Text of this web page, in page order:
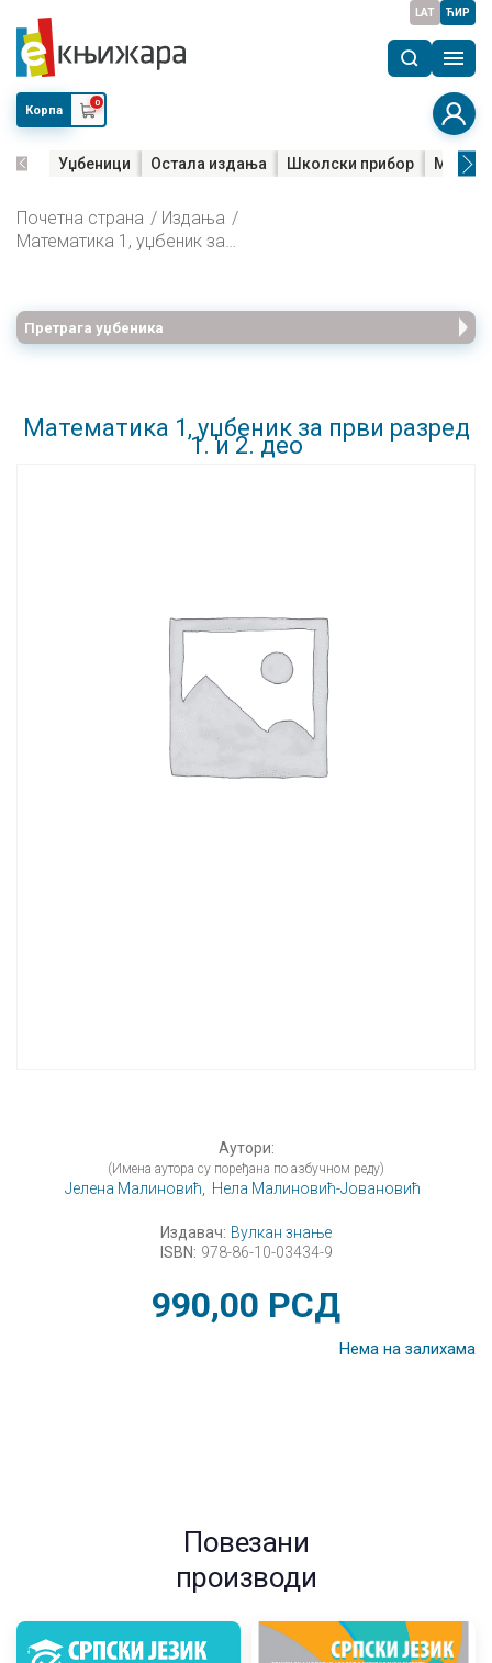
LAT ЋИР
Корпа
0
Уџбеници Остала издања Школски прибор Мала
Почетна страна
Издања
Математика 1, уџбеник за први разред 1. и 2. део
Претрага уџбеника
Математика 1, уџбеник за први разред
1. и 2. део
Аутори:
(Имена аутора су поређана по азбучном реду)
Јелена Малиновић, Нела Малиновић-Јовановић
Издавач: Вулкан знање
ISBN: 978-86-10-03434-9
990,00 РСД
Нема на залихама
Повезани
производи